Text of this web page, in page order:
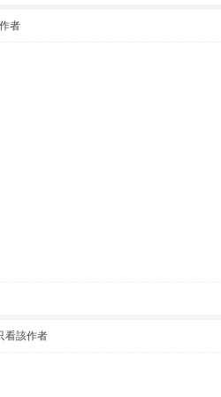
者
看該作者